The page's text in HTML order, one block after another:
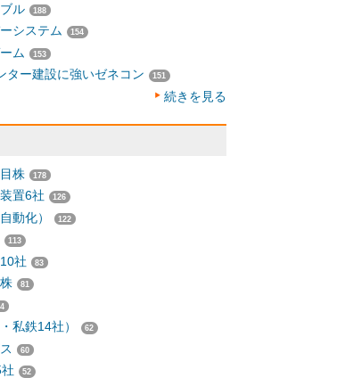
ル 188
システム 154
ム 153
ター建設に強いゼネコン 151
続きを見る
株 178
置6社 126
動化） 122
113
社 83
81
私鉄14社） 62
60
52